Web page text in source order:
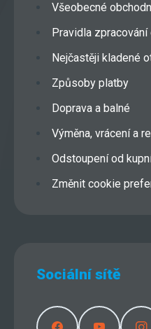
Všeobecné
Pravidla zpracování
Nejčastěji kladené
Způsoby platby
Doprava a balné
Výměna, vrácení a
Odstoupení od
Změnit cookie
Sociální sítě